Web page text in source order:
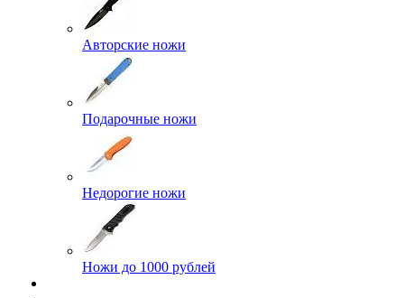
Авторские ножи
Подарочные ножи
Недорогие ножи
Ножи до 1000 рублей